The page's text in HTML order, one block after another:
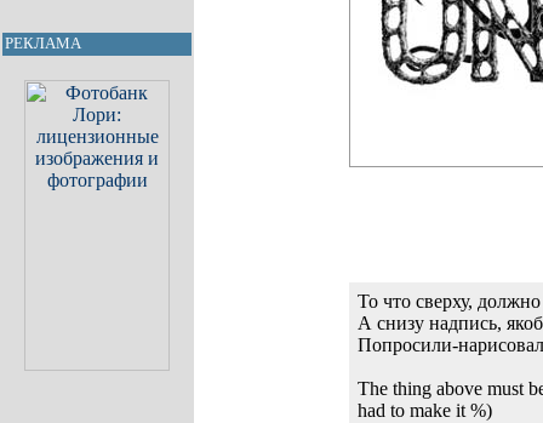
РЕКЛАМА
То что сверху,
А снизу надпись,
Попросили-
The thing above must
had to make it %)